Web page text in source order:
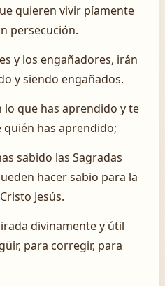
quieren vivir píamente
persecución.
y los engañadores, irán
y siendo engañados.
que has aprendido y te
has aprendido;
sabido las Sagradas
hacer sabio para la
Jesús.
divinamente y útil
para corregir, para